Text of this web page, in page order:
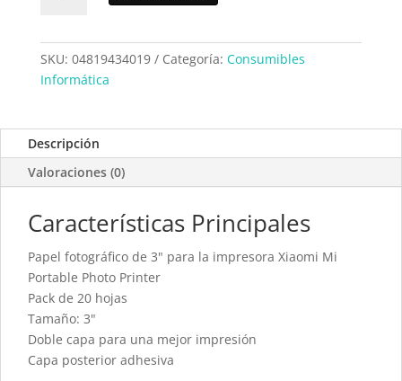
printer
paper
cantidad
SKU: 04819434019 Categoría: Consumibles
Informática
Descripción
Valoraciones (0)
Características Principales
Papel fotográfico de 3" para la impresora Xiaomi Mi
Portable Photo Printer
Pack de 20 hojas
Tamaño: 3"
Doble capa para una mejor impresión
Capa posterior adhesiva